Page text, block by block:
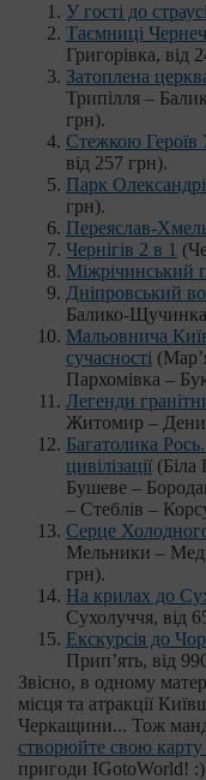
У гості до
Таємниці
Григорівка, від
Затоплена
Трипілля –
грн).
Стежкою Героїв
від 257 грн).
Парк
грн).
Переяслав-
Чернігів 2 в 1
Міжрічинський
Дніпровський
Балико-Щучинка
Мальовнича
сучасності
Пархомівка –
Легенди
Житомир –
Багатолика
цивілізації (Біла
Бушеве –
– Стеблів –
Серце
Мельники –
грн).
На крилах до
Сухолуччя, від
Екскурсія до
Прип’ять, від
Звісно, в одному
місця та атракції
Черкащини... Тож
створюйте свою
пригоди IGotoWorld! :)